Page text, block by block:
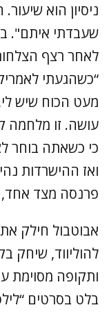
ניסיון הוא
שעבדתי איתם".
לאחר רצף
“כשהגעתי
מעט הכוח שיש
עושה. זו מלחמה
כי כשאתה בוחר
ואז ההישרדות
פרנסה מצד אחד,
אבוטבול חילק את
להוליווד, שיחק
ותקופה מסוימת
בלט בסרטים